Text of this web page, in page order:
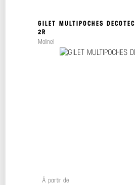
GILET MULTIPOCHES DECOTEC
2R
Molinel
À partir de